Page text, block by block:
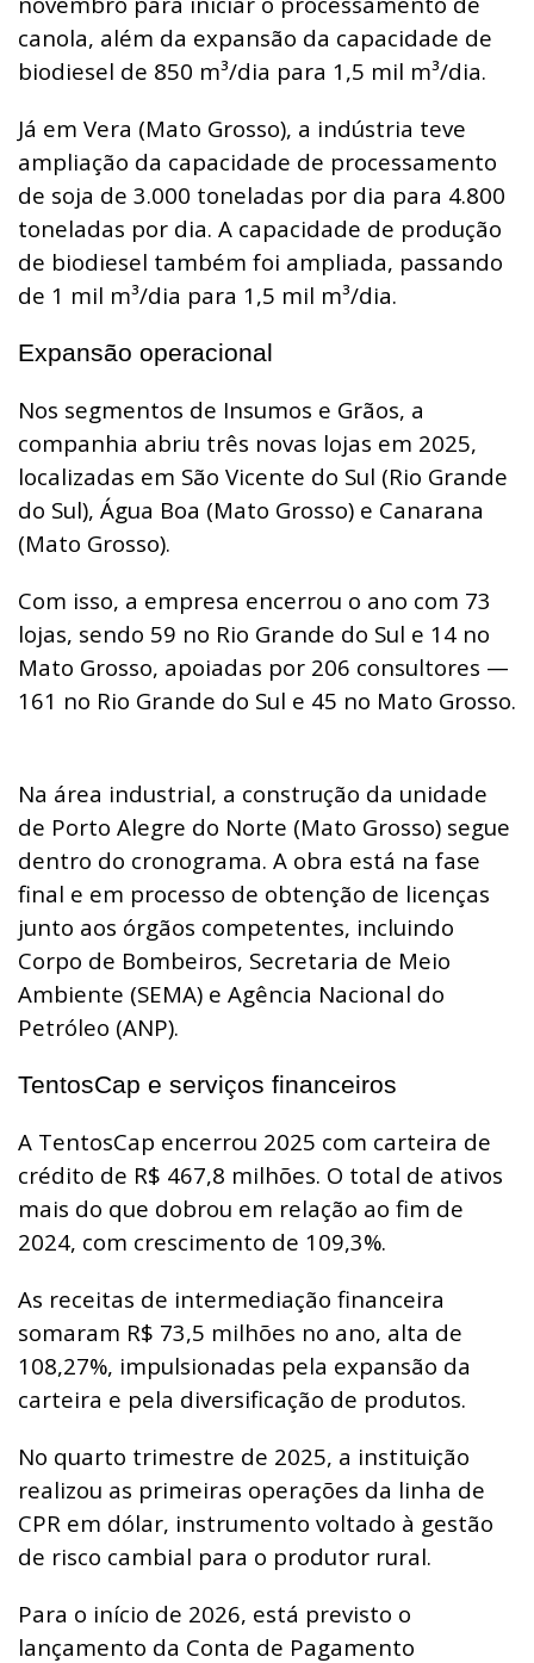
canola, além da expansão da capacidade de
biodiesel de 850 m³/dia para 1,5 mil m³/dia.
Já em Vera (Mato Grosso), a indústria teve
ampliação da capacidade de processamento
de soja de 3.000 toneladas por dia para 4.800
toneladas por dia. A capacidade de produção
de biodiesel também foi ampliada, passando
de 1 mil m³/dia para 1,5 mil m³/dia.
Expansão operacional
Nos segmentos de Insumos e Grãos, a
companhia abriu três novas lojas em 2025,
localizadas em São Vicente do Sul (Rio Grande
do Sul), Água Boa (Mato Grosso) e Canarana
(Mato Grosso).
Com isso, a empresa encerrou o ano com 73
lojas, sendo 59 no Rio Grande do Sul e 14 no
Mato Grosso, apoiadas por 206 consultores —
161 no Rio Grande do Sul e 45 no Mato Grosso.
Na área industrial, a construção da unidade
de Porto Alegre do Norte (Mato Grosso) segue
dentro do cronograma. A obra está na fase
final e em processo de obtenção de licenças
junto aos órgãos competentes, incluindo
Corpo de Bombeiros, Secretaria de Meio
Ambiente (SEMA) e Agência Nacional do
Petróleo (ANP).
TentosCap e serviços financeiros
A TentosCap encerrou 2025 com carteira de
crédito de R$ 467,8 milhões. O total de ativos
mais do que dobrou em relação ao fim de
2024, com crescimento de 109,3%.
As receitas de intermediação financeira
somaram R$ 73,5 milhões no ano, alta de
108,27%, impulsionadas pela expansão da
carteira e pela diversificação de produtos.
No quarto trimestre de 2025, a instituição
realizou as primeiras operações da linha de
CPR em dólar, instrumento voltado à gestão
de risco cambial para o produtor rural.
Para o início de 2026, está previsto o
lançamento da Conta de Pagamento